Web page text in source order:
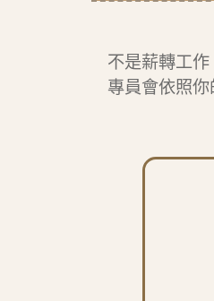
不是薪轉工
專員會依照